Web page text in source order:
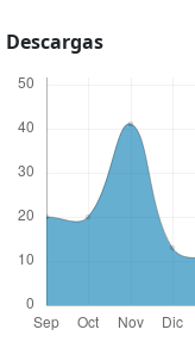
Descargas